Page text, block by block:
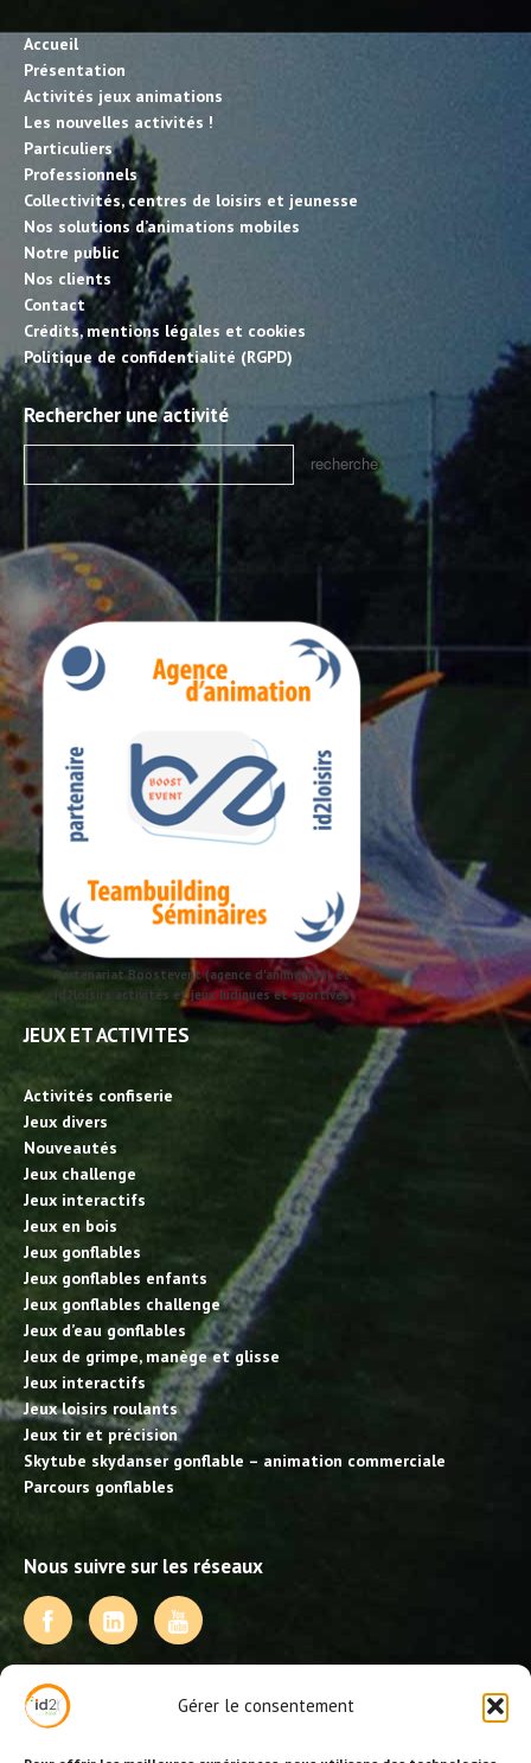
Gérer le consentement
Accueil
Présentation
Activités jeux animations
Les nouvelles activités !
Particuliers
Professionnels
Collectivités, centres de loisirs et jeunesse
Nos solutions d’animations mobiles
Notre public
Nos clients
Contact
Crédits, mentions légales et cookies
Politique de confidentialité (RGPD)
Rechercher une activité
Partenariat Boostevent (agence d'animation) et
id2loisirs activités et jeux ludiques et sportives
JEUX ET ACTIVITES
Activités confiserie
Jeux divers
Nouveautés
Jeux challenge
Jeux interactifs
Jeux en bois
Jeux gonflables
Jeux gonflables enfants
Jeux gonflables challenge
Jeux d’eau gonflables
Jeux de grimpe, manège et glisse
Jeux interactifs
Jeux loisirs roulants
Jeux tir et précision
Skytube skydanser gonflable – animation commerciale
Parcours gonflables
Nous suivre sur les réseaux
NOS PRESTATIONS
Activités, jeux et animations BDE